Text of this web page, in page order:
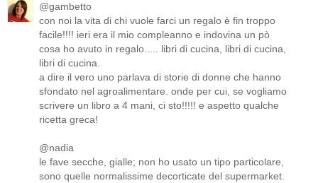
@gambetto
con noi la vita di chi vuole farci un regalo è fin troppo
facile!!!! ieri era il mio compleanno e indovina un pò
cosa ho avuto in regalo..... libri di cucina, libri di cucina,
libri di cucina.
a dire il vero uno parlava di storie di donne che hanno
sfondato nel agroalimentare. onde per cui, se vogliamo
scrivere un libro a 4 mani, ci sto!!!!! e aspetto qualche
ricetta greca!
@nadia
le fave secche, gialle; non ho usato un tipo particolare,
sono quelle normalissime decorticate del supermarket.